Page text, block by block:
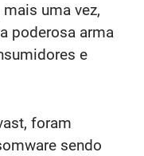
mais uma vez,
poderosa arma
e
foram
sendo